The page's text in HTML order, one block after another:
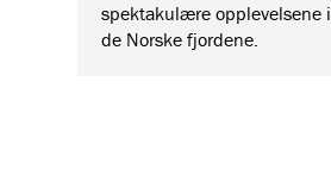
spektakulære opplevelsene i
de Norske fjordene.